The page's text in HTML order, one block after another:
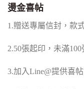
燙金喜帖
1.贈送專屬信封，款
2.50張起印，未滿
3.加入Line@提供喜